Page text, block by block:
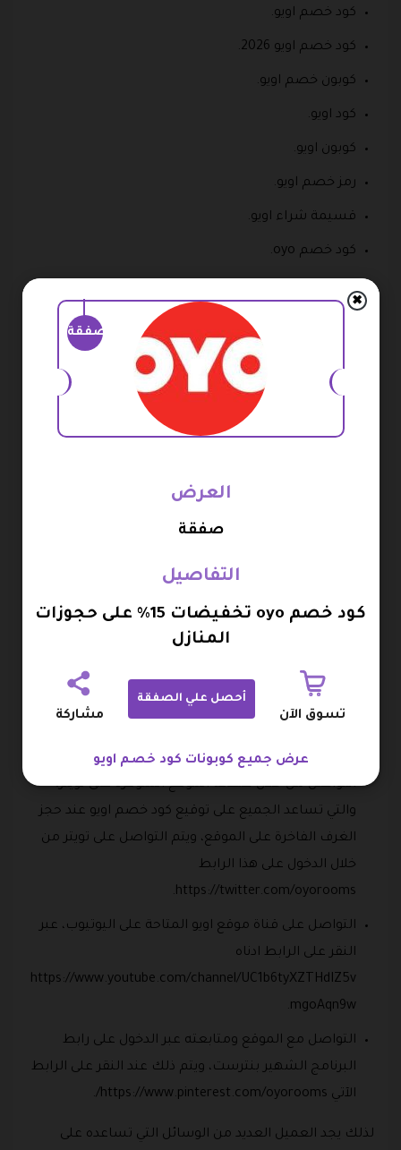
كود خصم اويو.
كود خصم اويو 2026.
كوبون خصم اويو.
كود اويو.
كوبون اويو.
رمز خصم اويو.
قسيمة شراء اويو.
كود خصم oyo.
وتدعم هذه الأكواد كافة الأشخاص المترددين على الموقع من
خلال تفعيل إحداها وقت حجز الغرف على موقع اويو.
طرق متابعة موقع اويو والتواصل معه
يتبارى العملاء على حجز الغرف من خلال موقع اويو الذي يقوم
بمهمة الحجز بسعر خاص جدًا وغير مسبوق عبر إدراج كود
المذهلة والفنادق الرائعة التي توفر للعميل إقامة ممتعة،
ومن أهم هذه الطرق نذكر:
التواصل عبر الصفحة الشهيرة للموقع المتاحة على
موقع التواصل الشهير الفيسبوك، عند النقر على هذا
التواصل على المنصة الشهيرة التي يستخدمها الملايين
وهي الانستجرام، عند الضغط على الرابط الآتي
https://www.instagram.com/oyorooms/.
التواصل من خلال صفحة الموقع المتوفرة على تويتر،
والتي تساعد الجميع على توقيع كود خصم اويو عند حجز
الغرف الفاخرة على الموقع، ويتم التواصل على تويتر من
خلال الدخول على هذا الرابط
https://twitter.com/oyorooms.
التواصل على قناة موقع اويو المتاحة على اليوتيوب، عبر
النقر على الرابط ادناه
https://www.youtube.com/channel/UC1b6tyXZTHdIZ5v
mgoAqn9w.
التواصل مع الموقع ومتابعته عبر الدخول على رابط
البرنامج الشهير بنترست، ويتم ذلك عند النقر على الرابط
الآتي https://www.pinterest.com/oyorooms/.
لذلك يجد العميل العديد من الوسائل التي تساعده على
صفقة
✖
العرض
صفقة
التفاصيل
كود خصم oyo تخفيضات 15% على حجوزات
المنازل
تسوق الآن
أحصل علي الصفقة
مشاركة
عرض جميع كوبونات كود خصم اويو